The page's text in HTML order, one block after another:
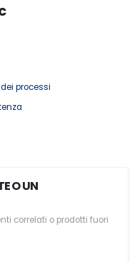
processi
O UN
correlati o prodotti fuori